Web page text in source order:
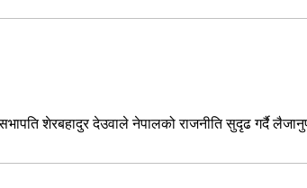
शेरबहादुर देउवाले नेपालको राजनीति सुदृढ गर्दै